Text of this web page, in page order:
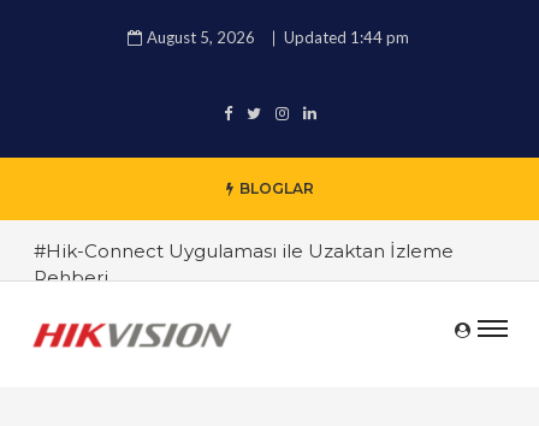
August 5, 2026 Updated 1:44 pm
BLOGLAR
#Hik-Connect Uygulaması ile Uzaktan İzleme
Rehberi
#Hikvision 4K IP Kamera İncelemesi